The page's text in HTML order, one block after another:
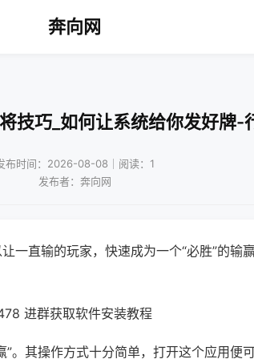
奔向网
技巧_如何让系统给你发好牌-
布时间：2026-08-08｜阅读：1
发布者：奔向网
一直输的玩家，快速成为一个“必胜”的输
进群获取软件安装教程
”。其操作方式十分简单，打开这个应用便